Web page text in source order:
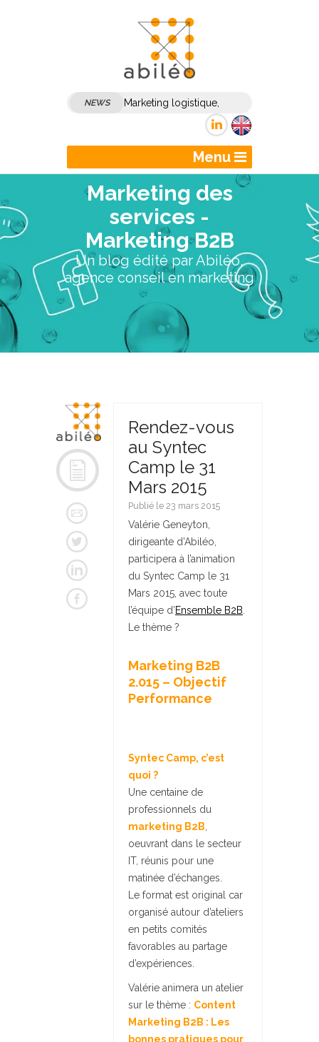
NEWS
Marketing logistique,
marketing transport :
comment dynamiser son
marketing et sa
communication B2B ?
Menu
Marketing des
services -
Marketing B2B
Un blog édité par Abiléo,
agence conseil en marketing
Rendez-vous
au Syntec
Camp le 31
Mars 2015
Publié le 23 mars 2015
Valérie Geneyton,
dirigeante d’Abiléo,
participera à l’animation
du Syntec Camp le 31
Mars 2015, avec toute
l’équipe d’Ensemble B2B
Le thème ?
Marketing B2B
2.015 – Objectif
Performance
Syntec Camp, c’est
quoi ?
Une centaine de
professionnels du
marketing B2B
oeuvrant dans le secteur
IT, réunis pour une
matinée d’échanges.
Le format est original car
organisé autour d’ateliers
en petits comités
favorables au partage
d’expériences.
Valérie animera un atelier
sur le thème : Content
Marketing B2B : Les
bonnes pratiques pour